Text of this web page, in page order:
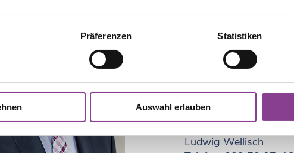
Präferenzen Statistiken
Auswahl erlauben
Bei Fragen
Ludwig Wellisch